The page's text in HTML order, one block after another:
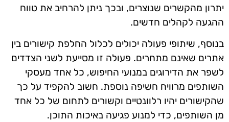
יתרון מהקשרים שנוצרים, ובכך ניתן להרחיב את טווח
ההגעה לקהלים חדשים.
בנוסף, שיתופי פעולה יכולים לכלול החלפת קישורים בין
אתרים שאינם מתחרים. פעולה זו מסייעת לשני הצדדים
לשפר את הדירוגים במנועי החיפוש, כל אחד מעסקי
השותפים מרוויח חשיפה נוספת. חשוב להקפיד על כך
שהקישורים יהיו רלוונטיים וקשורים לתחום של כל אחד
מן השותפים, כדי למנוע פגיעה באיכות התוכן.